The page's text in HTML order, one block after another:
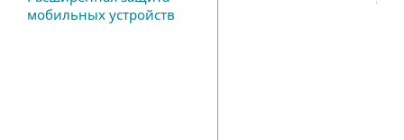
мобильных устройств